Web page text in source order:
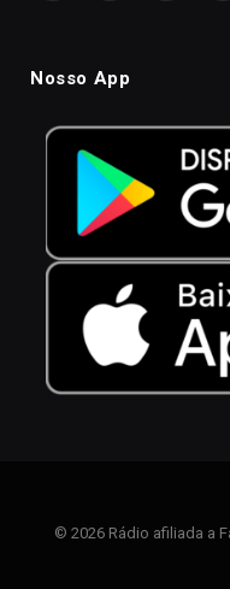
Nosso App
© 2026 Rádio afiliada a